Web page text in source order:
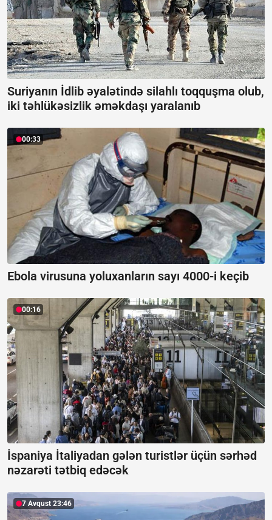
Suriyanın İdlib əyalətində silahlı toqquşma olub,
iki təhlükəsizlik əməkdaşı yaralanıb
00:33
Ebola virusuna yoluxanların sayı 4000-i keçib
00:16
İspaniya İtaliyadan gələn turistlər üçün sərhəd
nəzarəti tətbiq edəcək
7 Avqust 23:46